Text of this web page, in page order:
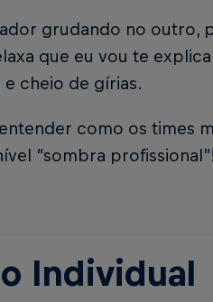
grudando no
que eu vou te
cheio de gírias.
como os times
“sombra
Individual